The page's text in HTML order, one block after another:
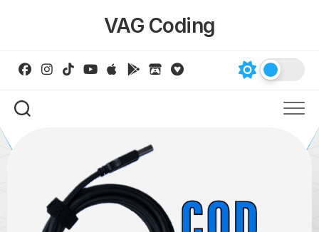
VAG Coding